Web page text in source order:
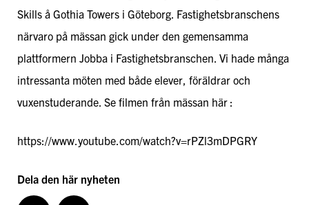
Skills å Gothia Towers i Göteborg. Fastighetsbranschens
närvaro på mässan gick under den gemensamma
plattformern Jobba i Fastighetsbranschen. Vi hade många
intressanta möten med både elever, föräldrar och
vuxenstuderande. Se filmen från mässan här :
https://www.youtube.com/watch?v=rPZl3mDPGRY
Dela den här nyheten